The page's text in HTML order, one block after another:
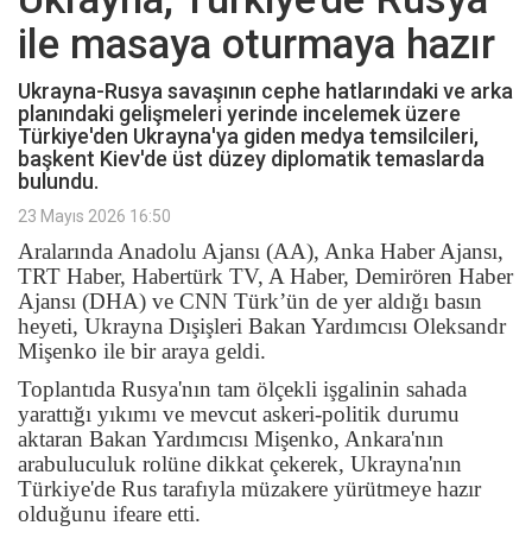
ile masaya oturmaya hazır
Ukrayna-Rusya savaşının cephe hatlarındaki ve arka
planındaki gelişmeleri yerinde incelemek üzere
Türkiye'den Ukrayna'ya giden medya temsilcileri,
başkent Kiev'de üst düzey diplomatik temaslarda
bulundu.
23 Mayıs 2026 16:50
Aralarında Anadolu Ajansı (AA), Anka Haber Ajansı,
TRT Haber, Habertürk TV, A Haber, Demirören Haber
Ajansı (DHA) ve CNN Türk’ün de yer aldığı basın
heyeti, Ukrayna Dışişleri Bakan Yardımcısı Oleksandr
Mişenko ile bir araya geldi.
Toplantıda Rusya'nın tam ölçekli işgalinin sahada
yarattığı yıkımı ve mevcut askeri-politik durumu
aktaran Bakan Yardımcısı Mişenko, Ankara'nın
arabuluculuk rolüne dikkat çekerek, Ukrayna'nın
Türkiye'de Rus tarafıyla müzakere yürütmeye hazır
olduğunu ifeare etti.